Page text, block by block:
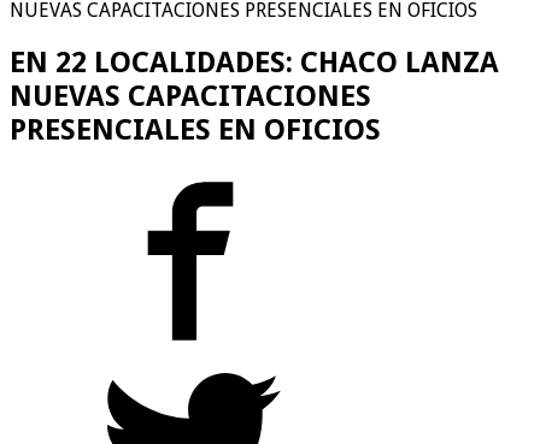
NUEVAS CAPACITACIONES PRESENCIALES EN OFICIOS
EN 22 LOCALIDADES: CHACO LANZA
NUEVAS CAPACITACIONES
PRESENCIALES EN OFICIOS